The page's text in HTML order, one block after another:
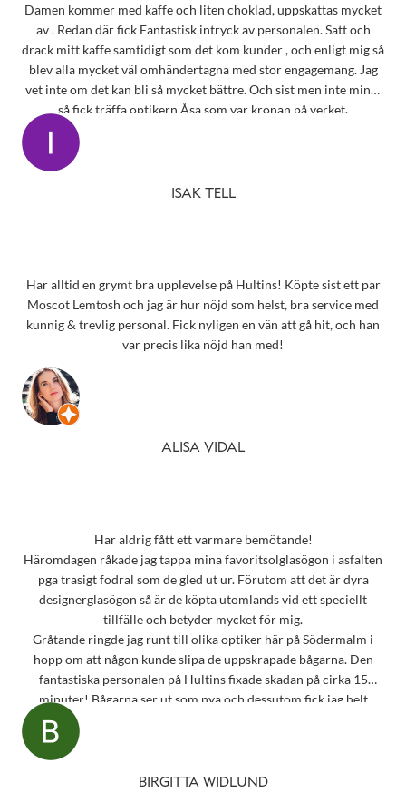
Damen kommer med kaffe och liten choklad, uppskattas mycket
av . Redan där fick Fantastisk intryck av personalen. Satt och
drack mitt kaffe samtidigt som det kom kunder , och enligt mig så
blev alla mycket väl omhändertagna med stor engagemang. Jag
vet inte om det kan bli så mycket bättre. Och sist men inte minst
så fick träffa optikern Åsa som var kronan på verket.
ISAK TELL
Har alltid en grymt bra upplevelse på Hultins! Köpte sist ett par
Moscot Lemtosh och jag är hur nöjd som helst, bra service med
kunnig & trevlig personal. Fick nyligen en vän att gå hit, och han
var precis lika nöjd han med!
ALISA VIDAL
Har aldrig fått ett varmare bemötande!
Häromdagen råkade jag tappa mina favoritsolglasögon i asfalten
pga trasigt fodral som de gled ut ur. Förutom att det är dyra
designerglasögon så är de köpta utomlands vid ett speciellt
tillfälle och betyder mycket för mig.
Gråtande ringde jag runt till olika optiker här på Södermalm i
hopp om att någon kunde slipa de uppskrapade bågarna. Den
fantastiska personalen på Hultins fixade skadan på cirka 15
minuter! Bågarna ser ut som nya och dessutom fick jag helt
oväntat en underbar gåva – ett sprillans nytt fodral från samma
märke som mina solglasögon! Vilken fantastisk service! Kommer
Snart behöver jag boka tid för en synundersökning och jag vet
BIRGITTA WIDLUND